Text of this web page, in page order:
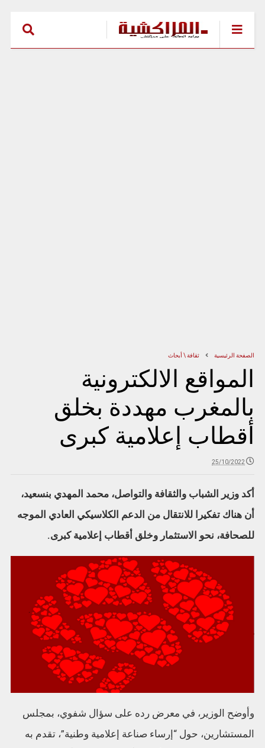
الصفحة الرئيسية ثقافة \ أبحاث
المواقع الالكترونية
بالمغرب مهددة بخلق
أقطاب إعلامية كبرى
25/10/2022
أكد وزير الشباب والثقافة والتواصل، محمد المهدي بنسعيد،
أن هناك تفكيرا للانتقال من الدعم الكلاسيكي العادي الموجه
للصحافة، نحو الاستثمار وخلق أقطاب إعلامية كبرى.
وأوضح الوزير، في معرض رده على سؤال شفوي، بمجلس
المستشارين، حول “إرساء صناعة إعلامية وطنية”، تقدم به